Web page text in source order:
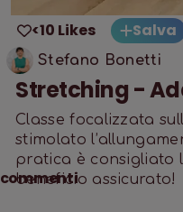
<10 Likes Salva
Stefano Bonetti
Stretching -
Classe focalizzata
stimolato
pratica è consigliato
beneficio assicurato!
commenti